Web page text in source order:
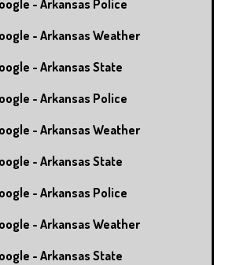
- Arkansas Police
- Arkansas Weather
- Arkansas State
- Arkansas Police
- Arkansas Weather
- Arkansas State
- Arkansas Police
- Arkansas Weather
- Arkansas State